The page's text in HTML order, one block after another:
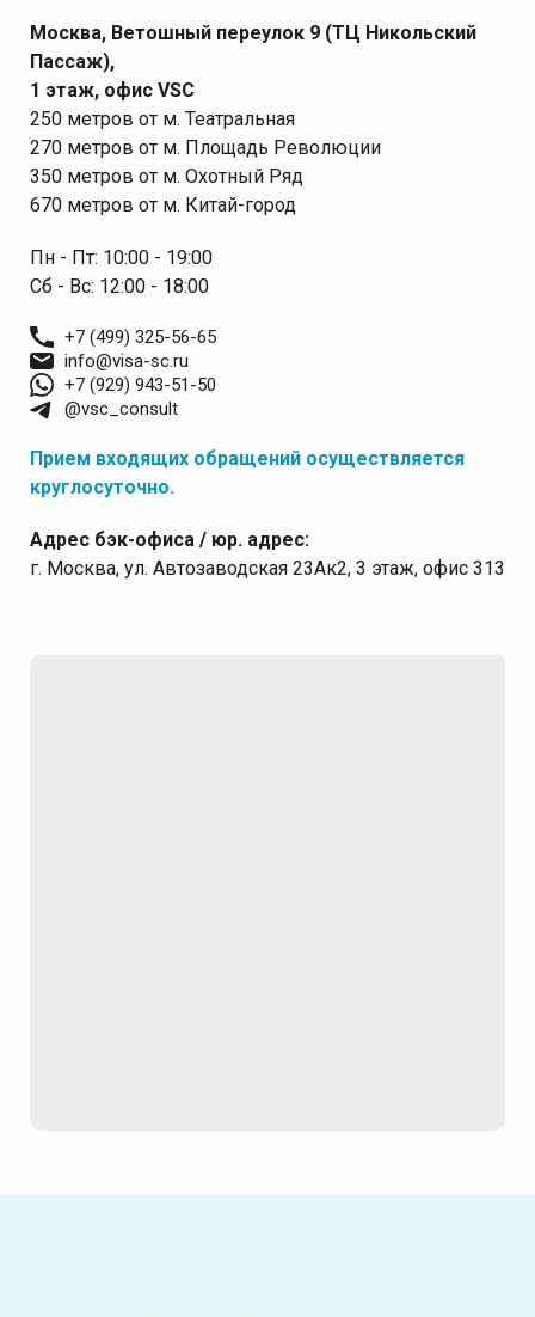
Москва, Ветошный переулок 9 (ТЦ Никольский
Пассаж),
1 этаж, офис VSC
250 метров от м. Театральная
270 метров от м. Площадь Революции
350 метров от м. Охотный Ряд
670 метров от м. Китай-город
Пн - Пт: 10:00 - 19:00
Сб - Вс: 12:00 - 18:00
+7 (499) 325-56-65
info@visa-sc.ru
+7 (929) 943-51-50
@vsc_consult
Прием входящих обращений осуществляется
круглосуточно.
Адрес бэк-офиса / юр. адрес:
г. Москва, ул. Автозаводская 23Ак2, 3 этаж, офис 313